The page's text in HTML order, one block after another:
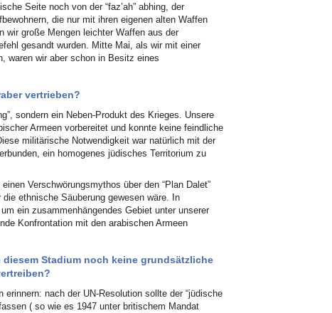
Seite noch von der “faz’ah” abhing, der
die nur mit ihren eigenen alten Waffen
wir große Mengen leichter Waffen aus der
gesandt wurden. Mitte Mai, als wir mit einer
waren wir aber schon in Besitz eines
vertrieben?
sondern ein Neben-Produkt des Krieges. Unsere
Armeen vorbereitet und konnte keine feindliche
militärische Notwendigkeit war natürlich mit der
ein homogenes jüdisches Territorium zu
Verschwörungsmythos über den “Plan Dalet”
ethnische Säuberung gewesen wäre. In
ein zusammenhängendes Gebiet unter unserer
Konfrontation mit den arabischen Armeen
Stadium noch keine grundsätzliche
nach der UN-Resolution sollte der “jüdische
( so wie es 1947 unter britischem Mandat